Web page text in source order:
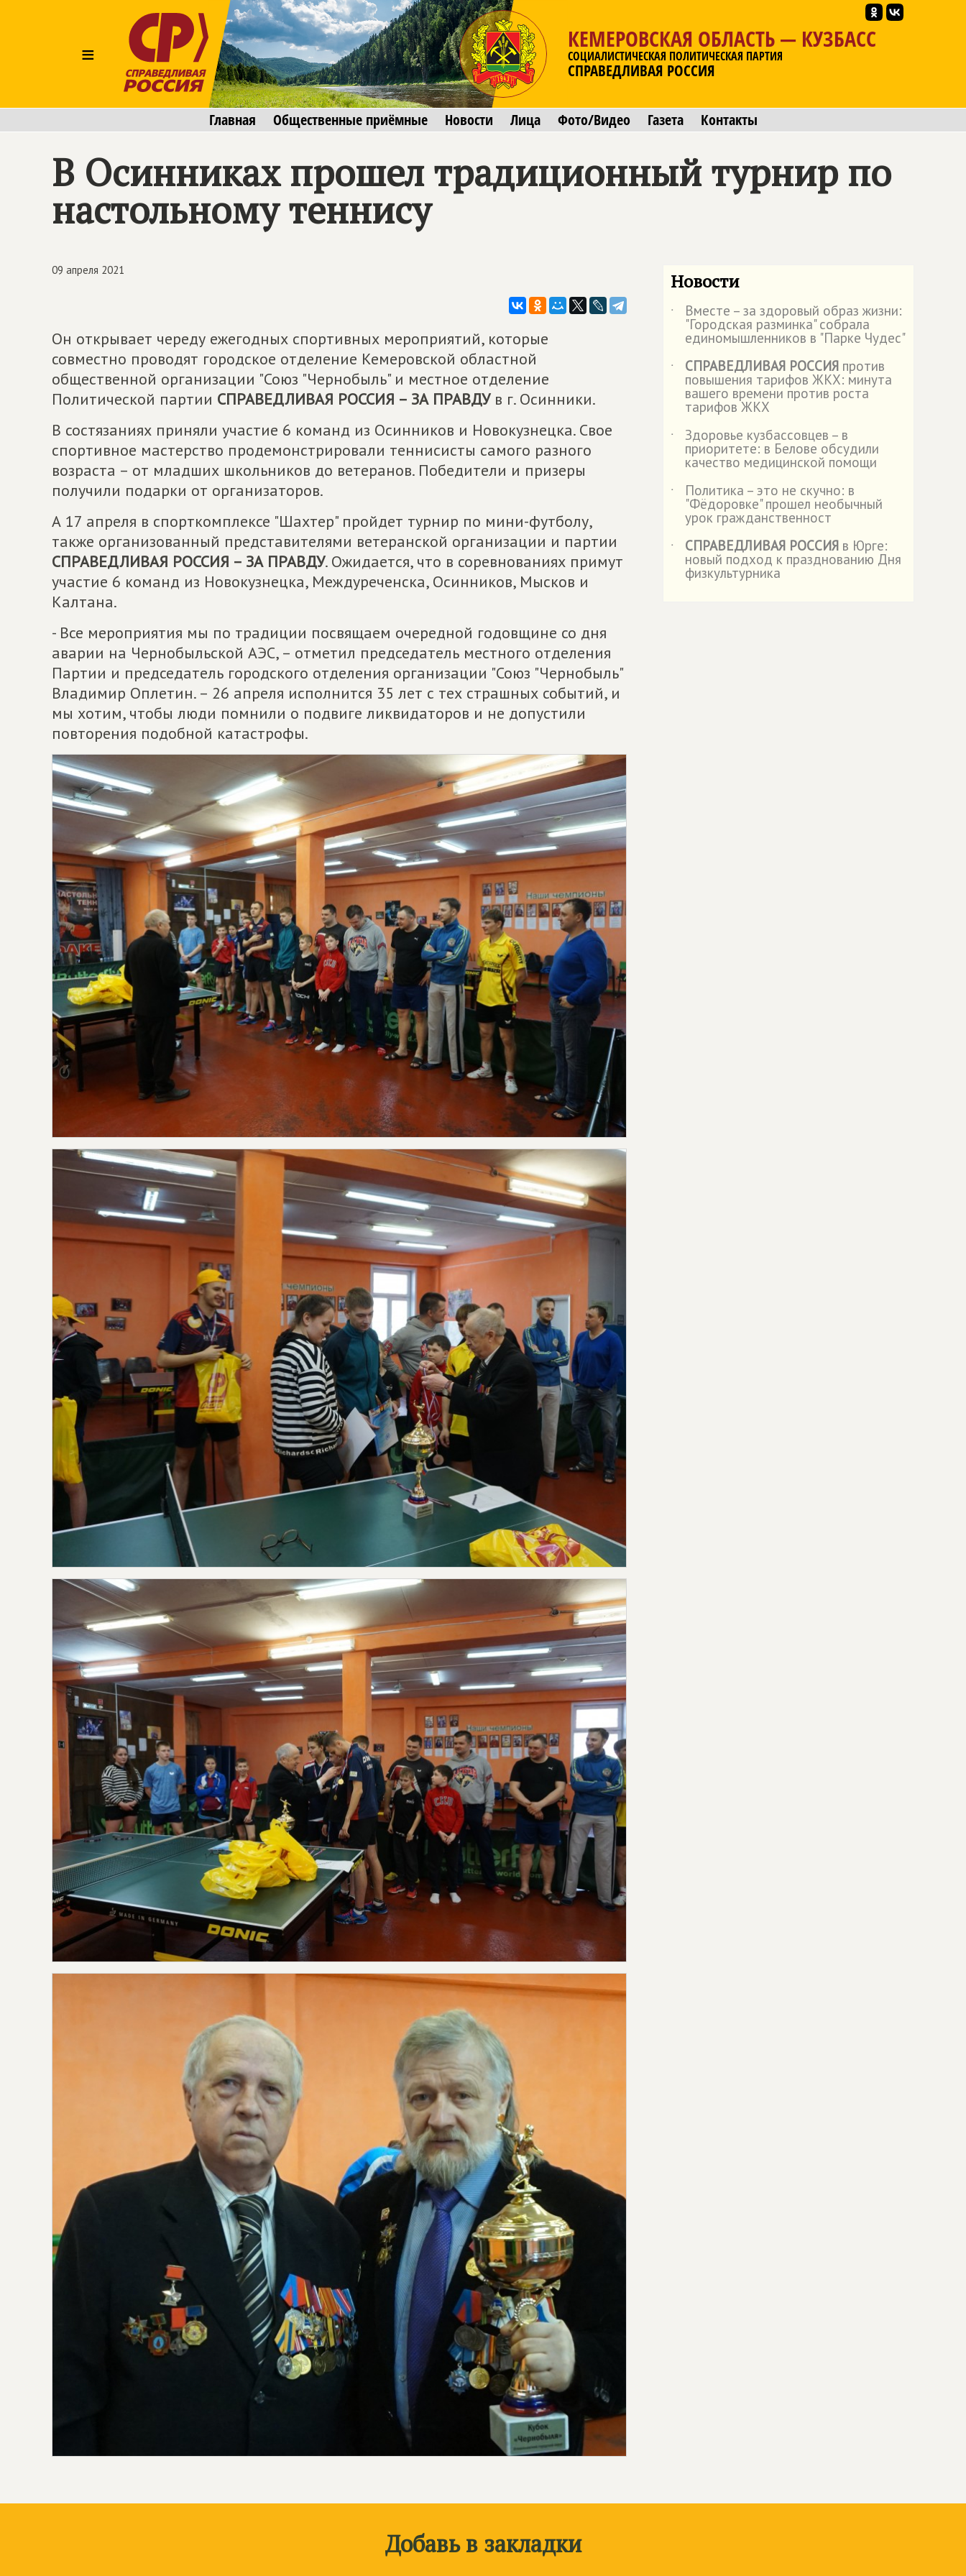
≡
КЕМЕРОВСКАЯ ОБЛАСТЬ — КУЗБАСС
СОЦИАЛИСТИЧЕСКАЯ ПОЛИТИЧЕСКАЯ ПАРТИЯ
СПРАВЕДЛИВАЯ РОССИЯ
Главная Общественные приёмные Новости Лица Фото/Видео Газета Контакты
В Осинниках прошел традиционный турнир по
настольному теннису
09 апреля 2021
Он открывает череду ежегодных спортивных мероприятий, которые
совместно проводят городское отделение Кемеровской областной
общественной организации "Союз "Чернобыль" и местное отделение
Политической партии СПРАВЕДЛИВАЯ РОССИЯ – ЗА ПРАВДУв г. Осинники.
В состязаниях приняли участие 6 команд из Осинников и Новокузнецка. Свое
спортивное мастерство продемонстрировали теннисисты самого разного
возраста – от младших школьников до ветеранов. Победители и призеры
получили подарки от организаторов.
А 17 апреля в спорткомплексе "Шахтер" пройдет турнир по мини-футболу,
также организованный представителями ветеранской организации и партии
СПРАВЕДЛИВАЯ РОССИЯ – ЗА ПРАВДУ. Ожидается, что в соревнованиях примут
участие 6 команд из Новокузнецка, Междуреченска, Осинников, Мысков и
Калтана.
- Все мероприятия мы по традиции посвящаем очередной годовщине со дня
аварии на Чернобыльской АЭС, – отметил председатель местного отделения
Партии и председатель городского отделения организации "Союз "Чернобыль"
Владимир Оплетин. – 26 апреля исполнится 35 лет с тех страшных событий, и
мы хотим, чтобы люди помнили о подвиге ликвидаторов и не допустили
повторения подобной катастрофы.
Новости
˙ Вместе – за здоровый образ жизни:
"Городская разминка" собрала
единомышленников в "Парке Чудес"
˙
СПРАВЕДЛИВАЯ РОССИЯ против
повышения тарифов ЖКХ: минута
вашего времени против роста
тарифов ЖКХ
˙
Здоровье кузбассовцев – в
приоритете: в Белове обсудили
качество медицинской помощи
˙
Политика – это не скучно: в
"Фёдоровке" прошел необычный
урок гражданственност
˙
СПРАВЕДЛИВАЯ РОССИЯ в Юрге:
новый подход к празднованию Дня
физкультурника
Добавь в закладки